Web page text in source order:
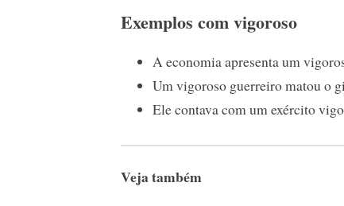
Exemplos com vigoroso
A economia apresenta um
Um vigoroso guerreiro matou o
Ele contava com um exército
Veja também